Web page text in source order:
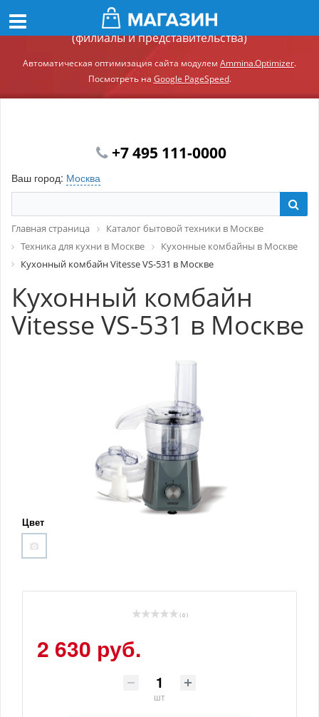
Демонстрационный сайт модуля Ammina.Регионы
(филиалы и представительства)
Автоматическая оптимизация сайта модулем Ammina.Optimizer.
Посмотреть на Google PageSpeed.
+7 495 111-0000
Ваш город: Москва
Главная страница
Каталог бытовой техники в Москве
Техника для кухни в Москве
Кухонные комбайны в Москве
Кухонный комбайн Vitesse VS-531 в Москве
Кухонный комбайн
Vitesse VS-531 в Москве
Цвет
( 0 )
2 630 руб.
шт